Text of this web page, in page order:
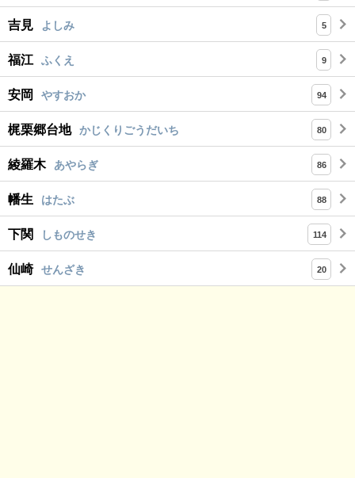
吉見 よしみ 5
福江 ふくえ 9
安岡 やすおか 94
梶栗郷台地 かじくりごうだいち 80
綾羅木 あやらぎ 86
幡生 はたぶ 88
下関 しものせき 114
仙崎 せんざき 20